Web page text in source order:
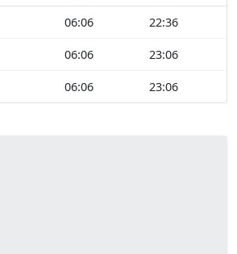
06:06 22:36
06:06 23:06
06:06 23:06